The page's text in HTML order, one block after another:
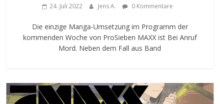
24. Juli 2022 Jens A. 0 Kommentare
Die einzige Manga-Umsetzung im Programm der
kommenden Woche von ProSieben MAXX ist Bei Anruf
Mord. Neben dem Fall aus Band